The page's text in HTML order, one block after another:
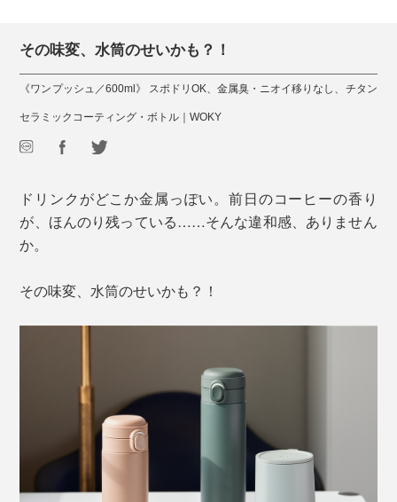
その味変、水筒のせいかも？！
《ワンプッシュ／600ml》 スポドリOK、金属臭・ニオイ移りなし、チタン
セラミックコーティング・ボトル｜WOKY
ドリンクがどこか金属っぽい。前日のコーヒーの香り
が、ほんのり残っている……そんな違和感、ありません
か。
その味変、水筒のせいかも？！